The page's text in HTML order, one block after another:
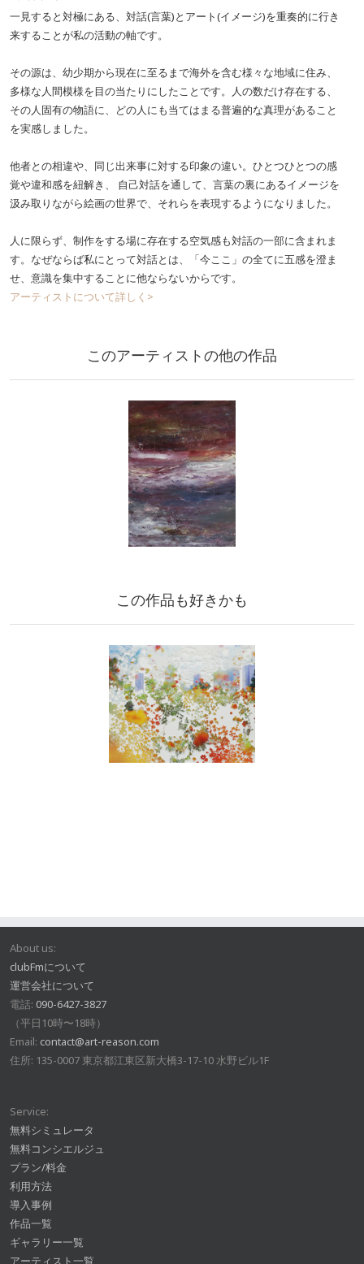
一見すると対極にある、対話(言葉)とアート(イメージ)を重奏的に行き
来することが私の活動の軸です。
その源は、幼少期から現在に至るまで海外を含む様々な地域に住み、
多様な人間模様を目の当たりにしたことです。人の数だけ存在する、
その人固有の物語に、どの人にも当てはまる普遍的な真理があること
を実感しました。
他者との相違や、同じ出来事に対する印象の違い。ひとつひとつの感
覚や違和感を紐解き、 自己対話を通して、言葉の裏にあるイメージを
汲み取りながら絵画の世界で、それらを表現するようになりました。
人に限らず、制作をする場に存在する空気感も対話の一部に含まれま
す。なぜならば私にとって対話とは、「今ここ」の全てに五感を澄ま
せ、意識を集中することに他ならないからです。
アーティストについて詳しく>
このアーティストの他の作品
この作品も好きかも
About us:
clubFmについて
運営会社について
電話: 090-6427-3827
（平日10時〜18時）
Email: contact@art-reason.com
住所: 135-0007 東京都江東区新大橋3-17-10 水野ビル1F
Service:
無料シミュレータ
無料コンシエルジュ
プラン/料金
利用方法
導入事例
作品一覧
ギャラリー一覧
アーティスト一覧